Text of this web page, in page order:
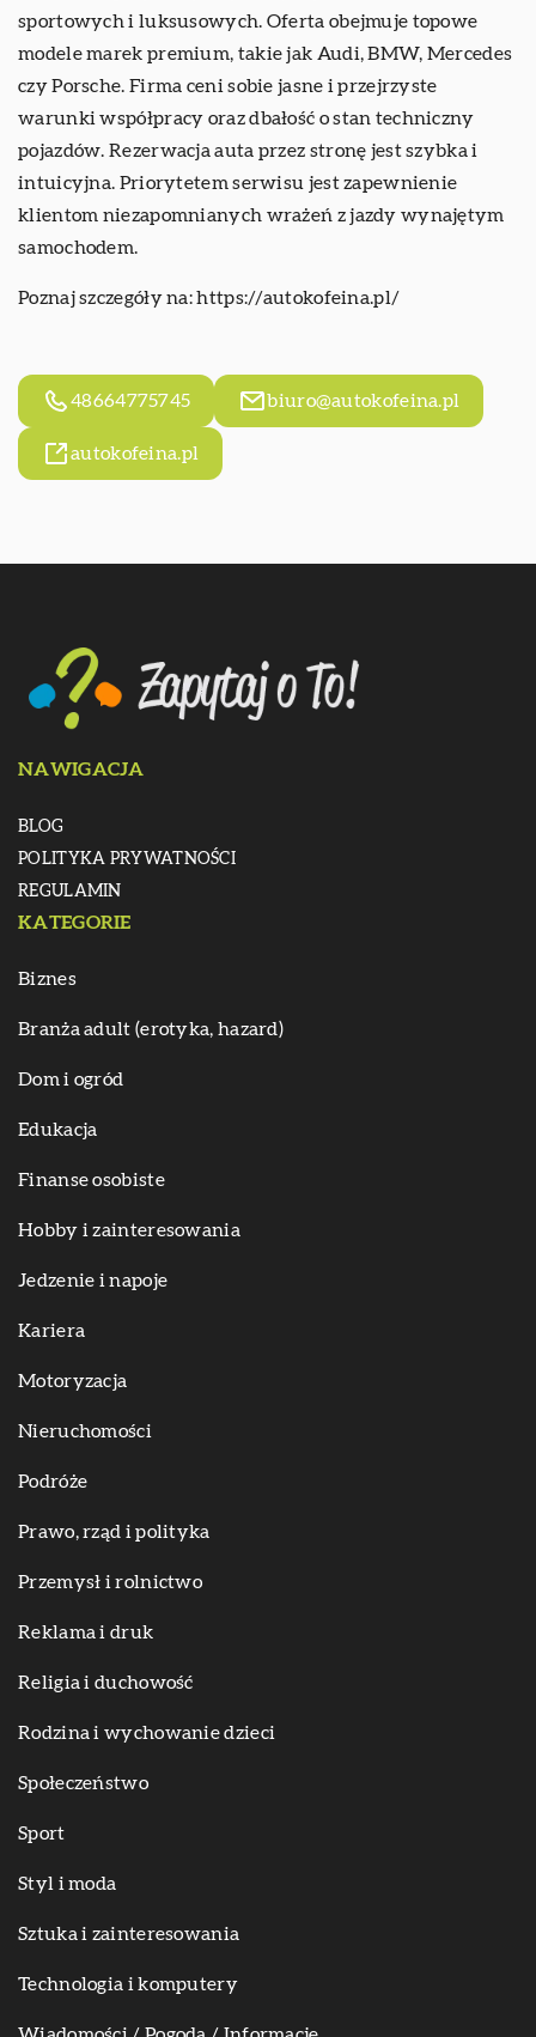
sportowych i luksusowych. Oferta obejmuje topowe
modele marek premium, takie jak Audi, BMW, Mercedes
czy Porsche. Firma ceni sobie jasne i przejrzyste
warunki współpracy oraz dbałość o stan techniczny
pojazdów. Rezerwacja auta przez stronę jest szybka i
intuicyjna. Priorytetem serwisu jest zapewnienie
klientom niezapomnianych wrażeń z jazdy wynajętym
samochodem.
Poznaj szczegóły na:https://autokofeina.pl/
48664775745 biuro@autokofeina.pl
autokofeina.pl
NAWIGACJA
BLOG
POLITYKA PRYWATNOŚCI
REGULAMIN
KATEGORIE
Biznes
Branża adult (erotyka, hazard)
Dom i ogród
Edukacja
Finanse osobiste
Hobby i zainteresowania
Jedzenie i napoje
Kariera
Motoryzacja
Nieruchomości
Podróże
Prawo, rząd i polityka
Przemysł i rolnictwo
Reklama i druk
Religia i duchowość
Rodzina i wychowanie dzieci
Społeczeństwo
Sport
Styl i moda
Sztuka i zainteresowania
Technologia i komputery